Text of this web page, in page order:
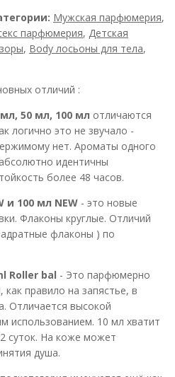
Мужская парфюмерия,
парфюмерия, Детская
, Body лосьоны для тела,
отличий :
50 мл, 100 мл отличаются
логично это не звучало -
нет. Ароматы одного
идентичны
более 48 часов.
и 100 мл NEW - это новые
Флаконы круглые. Отличий
флаконы ) по
Roller bal - Это парфюмерно
правило на запястье, в
Отличается высокой
использованием. 10 мл хватит
суток. На коже может
душа.